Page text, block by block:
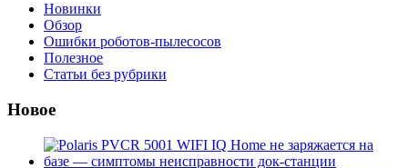
Новинки
Обзор
Ошибки роботов-пылесосов
Полезное
Статьи без рубрики
Новое